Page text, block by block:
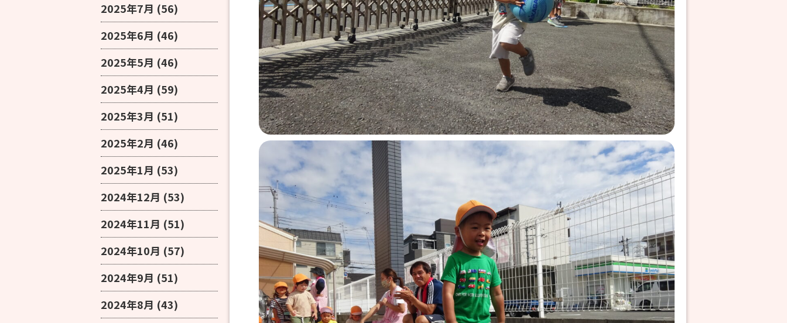
2025年7月 (56)
2025年6月 (46)
2025年5月 (46)
2025年4月 (59)
2025年3月 (51)
2025年2月 (46)
2025年1月 (53)
2024年12月 (53)
2024年11月 (51)
2024年10月 (57)
2024年9月 (51)
2024年8月 (43)